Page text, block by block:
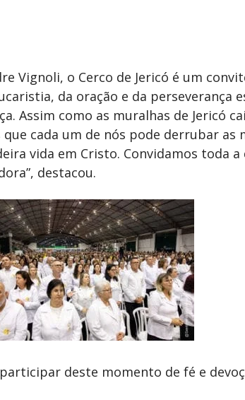
Vignoli, o Cerco de Jericó é um
da oração e da perseverança
Assim como as muralhas de Jericó
cada um de nós pode derrubar as
vida em Cristo. Convidamos toda
destacou.
deste momento de fé e